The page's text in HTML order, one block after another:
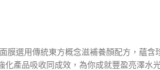
膜選用傳統東方概念滋補養顏配方，蘊
化產品吸收同成效，為你成就豐盈亮澤水